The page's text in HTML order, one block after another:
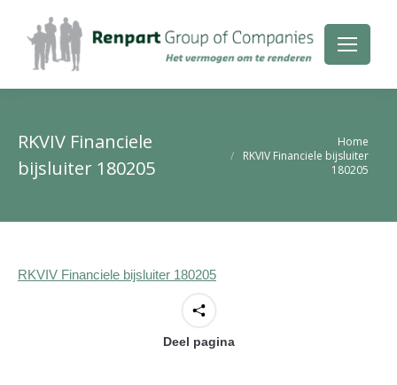
RKVIV Financiele
bijsluiter 180205
Home
RKVIV Financiele bijsluiter
180205
RKVIV Financiele bijsluiter 180205
Deel pagina